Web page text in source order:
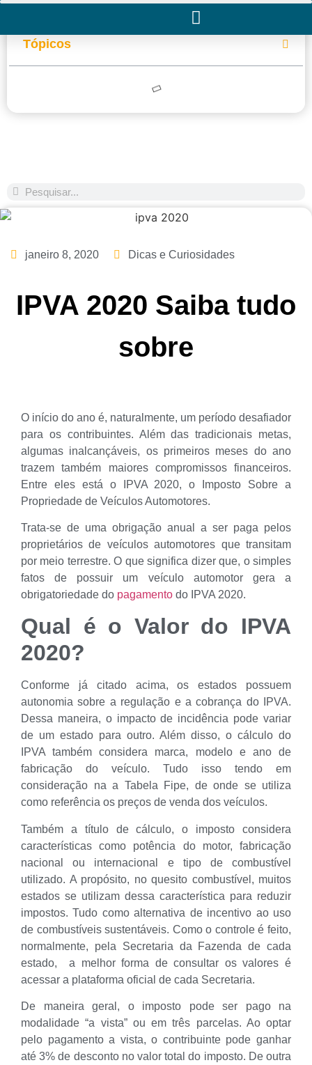
Tópicos
janeiro 8, 2020 Dicas e Curiosidades
IPVA 2020 Saiba tudo
sobre
O início do ano é, naturalmente, um período desafiador
para os contribuintes. Além das tradicionais metas,
algumas inalcançáveis, os primeiros meses do ano
trazem também maiores compromissos financeiros.
Entre eles está o IPVA 2020, o Imposto Sobre a
Propriedade de Veículos Automotores.
Trata-se de uma obrigação anual a ser paga pelos
proprietários de veículos automotores que transitam
por meio terrestre. O que significa dizer que, o simples
fatos de possuir um veículo automotor gera a
obrigatoriedade do pagamento do IPVA 2020.
Qual é o Valor do IPVA
2020?
Conforme já citado acima, os estados possuem
autonomia sobre a regulação e a cobrança do IPVA.
Dessa maneira, o impacto de incidência pode variar
de um estado para outro. Além disso, o cálculo do
IPVA também considera marca, modelo e ano de
fabricação do veículo. Tudo isso tendo em
consideração na a Tabela Fipe, de onde se utiliza
como referência os preços de venda dos veículos.
Também a título de cálculo, o imposto considera
características como potência do motor, fabricação
nacional ou internacional e tipo de combustível
utilizado. A propósito, no quesito combustível, muitos
estados se utilizam dessa característica para reduzir
impostos. Tudo como alternativa de incentivo ao uso
de combustíveis sustentáveis. Como o controle é feito,
normalmente, pela Secretaria da Fazenda de cada
estado, a melhor forma de consultar os valores é
acessar a plataforma oficial de cada Secretaria.
De maneira geral, o imposto pode ser pago na
modalidade “a vista” ou em três parcelas. Ao optar
pelo pagamento a vista, o contribuinte pode ganhar
até 3% de desconto no valor total do imposto. De outra